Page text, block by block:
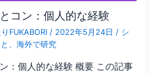
コン：個人的な経験
FUKABORI / 2022年5月24日 / シ
、海外で研究
：個人的な経験 概要 この記事